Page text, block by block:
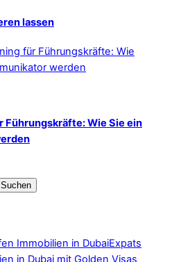
lassen
Wie Sie ein
Suchen
Expats